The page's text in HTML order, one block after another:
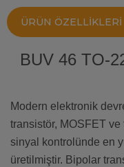
ÜRÜN ÖZELLIKLERI
BUV 46 TO-
Modern elektronik
transistör, MOSFET
sinyal kontrolünde en
üretilmiştir. Bipolar